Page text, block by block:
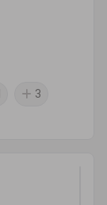
3